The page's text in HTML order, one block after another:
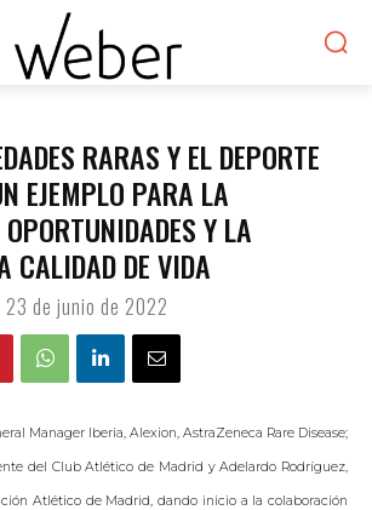
RARAS Y EL DEPORTE
EJEMPLO PARA LA
Y LA
CALIDAD DE VIDA
23 de junio de 2022
Manager Iberia, Alexion, AstraZeneca Rare Disease;
del Club Atlético de Madrid y Adelardo Rodríguez,
Atlético de Madrid, dando inicio a la colaboración